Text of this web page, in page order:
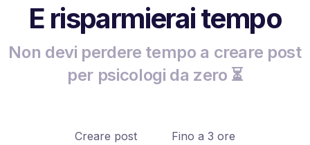
E risparmierai tempo
Non devi perdere tempo a creare post
per psicologi da zero ⏳
Creare post
Fino a 3 ore